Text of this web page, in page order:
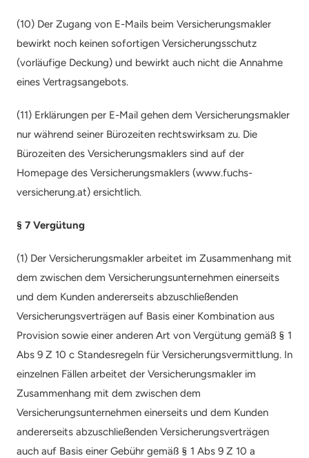
(10) Der Zugang von E-Mails beim Versicherungsmakler
bewirkt noch keinen sofortigen Versicherungsschutz
(vorläufige Deckung) und bewirkt auch nicht die Annahme
eines Vertragsangebots.
(11) Erklärungen per E-Mail gehen dem Versicherungsmakler
nur während seiner Bürozeiten rechtswirksam zu. Die
Bürozeiten des Versicherungsmaklers sind auf der
Homepage des Versicherungsmaklers (www.fuchs-
versicherung.at) ersichtlich.
§ 7 Vergütung
(1) Der Versicherungsmakler arbeitet im Zusammenhang mit
dem zwischen dem Versicherungsunternehmen einerseits
und dem Kunden andererseits abzuschließenden
Versicherungsverträgen auf Basis einer Kombination aus
Provision sowie einer anderen Art von Vergütung gemäß § 1
Abs 9 Z 10 c Standesregeln für Versicherungsvermittlung. In
einzelnen Fällen arbeitet der Versicherungsmakler im
Zusammenhang mit dem zwischen dem
Versicherungsunternehmen einerseits und dem Kunden
andererseits abzuschließenden Versicherungsverträgen
auch auf Basis einer Gebühr gemäß § 1 Abs 9 Z 10 a